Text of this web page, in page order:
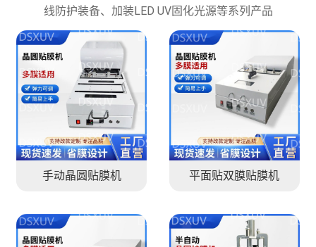
线防护装备、加装LED UV固化光源等系列产品
手动晶圆贴膜机 平面贴双膜贴膜机